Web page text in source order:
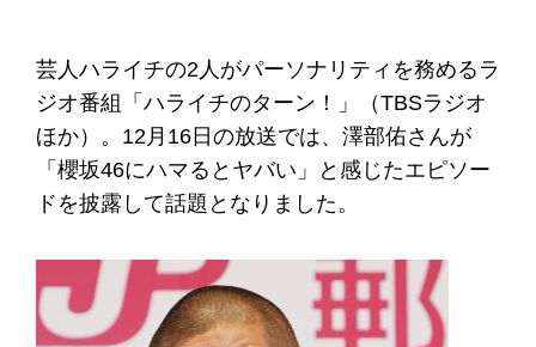
芸人ハライチの2人がパーソナリティを務めるラ
ジオ番組「ハライチのターン！」（TBSラジオ
ほか）。12月16日の放送では、澤部佑さんが
「櫻坂46にハマるとヤバい」と感じたエピソー
ドを披露して話題となりました。